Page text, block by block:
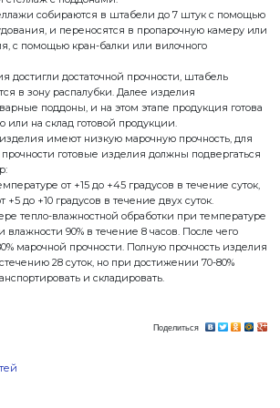
Металлическая сварная
с готовыми изделиями. На
(
для среднего по объемам
Стеллажи как правило Заказчик
Все необходимые чертежи
эксплуатации.
материала и продукции
механизмы: кран-укосина, таль,
зависит от условий
Комплекса
заполнителя инертных
погрузчика. Взвешенный
с помощью цементовоза,
в дозатор цемента